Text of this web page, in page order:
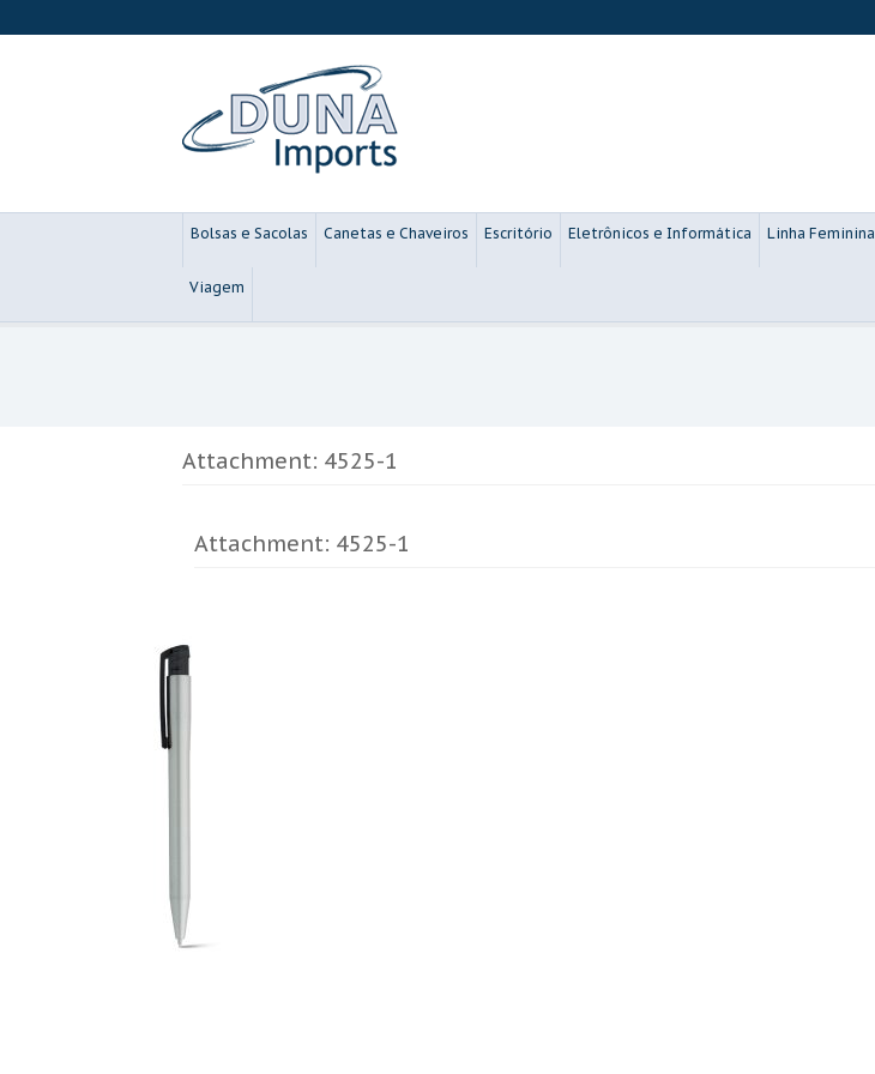
Bolsas e Sacolas Canetas e Chaveiros Escritório Eletrônicos e Informática Linha Feminina
Viagem
Attachment: 4525-1
Attachment: 4525-1